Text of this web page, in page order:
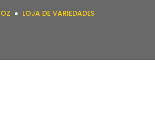
LOJA DE VARIEDADES